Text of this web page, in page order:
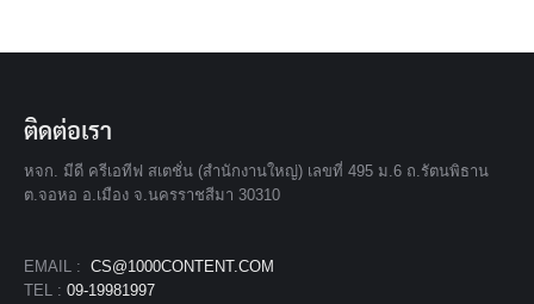
ติดต่อเรา
หจก. มีดี ครีเอทีฟ สเตชั่น (สำนักงานใหญ่) เลขที่ 495 ม.6 ถ.รัตนพิธาน
ต.จอหอ อ.เมือง จ.นครราชสีมา 30310
EMAIL : CS@1000CONTENT.COM
TEL : 09-19981997